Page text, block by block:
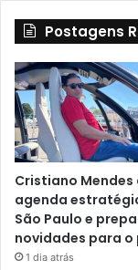
Postagens
Cristiano Mendes
agenda
São Paulo e
novidades para o
1 dia atrás